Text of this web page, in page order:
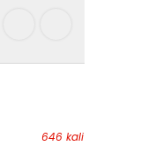
646 kali